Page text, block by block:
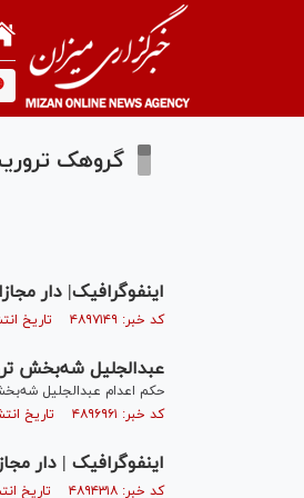
گروهک
اینفوگرافیک| دار
کد خبر: ۴۸۹۷۱۴۹ تاریخ انتشار : ۱۴۰۵/۰۲/۲۲
عبدالجلیل شه‌بخش
حکم اعدام عبدالجلیل
کد خبر: ۴۸۹۶۹۶۱ تاریخ انتشار : ۱۴۰۵/۰۲/۲۲
اینفوگرافیک | دار
کد خبر: ۴۸۹۴۳۱۸ تاریخ انتشار : ۱۴۰۵/۰۲/۰۶